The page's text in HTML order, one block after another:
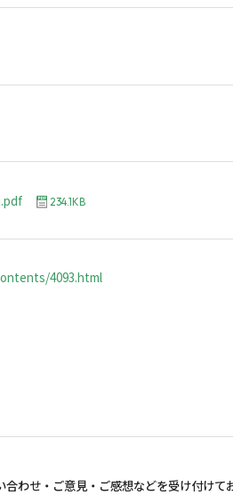
234.1KB
4093.html
わせ・ ご意見・ご感想などを受け付けて